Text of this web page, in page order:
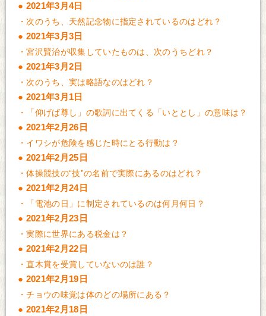
2021年3月4日
・ 次のうち、天然記念物に指定されているのはどれ？
2021年3月3日
・宮沢賢治が収集していたものは、次のうちどれ？
2021年3月2日
・ 次のうち、実は略語なのはどれ？
2021年3月1日
・ 「仰げば尊し」の歌詞に出てくる「いととし」の意味は？
2021年2月26日
・ イワシが危険を感じた時にとる行動は？
2021年2月25日
・体操競技の“技”の名前で実際にあるのはどれ？
2021年2月24日
・ 「電池の日」に制定されているのは何月何日？
2021年2月23日
・実際に世界にある税金は？
2021年2月22日
・直木賞を受賞していないのは誰？
2021年2月19日
・チョウの味覚は体のどの場所にある？
2021年2月18日